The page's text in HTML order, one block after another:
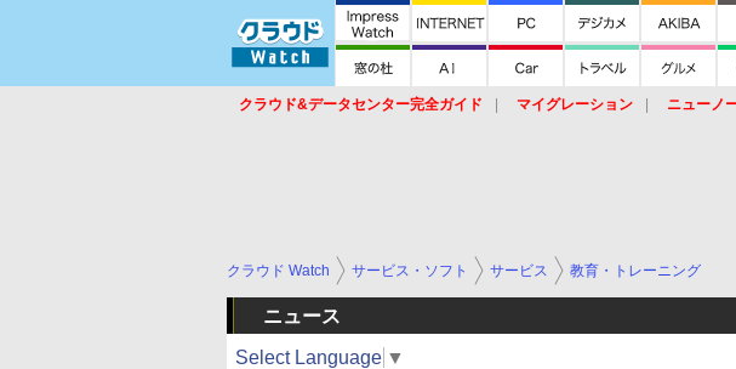
クラウド&データセンター完全ガイド マイグレーション ニューノ
クラウド Watch サービス・ソフト サービス 教育・トレーニング
ニュース
Select Language ▼